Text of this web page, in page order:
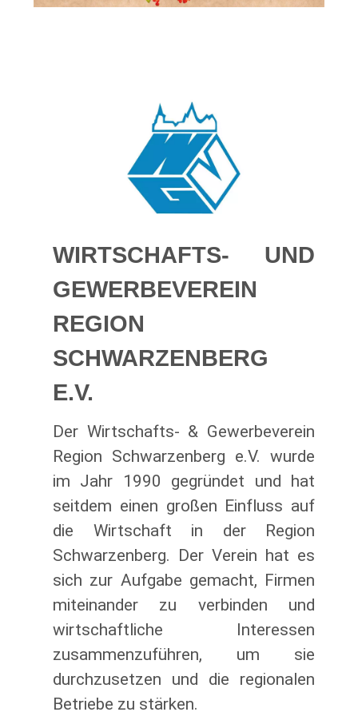
WIRTSCHAFTS- UND
GEWERBEVEREIN
REGION
SCHWARZENBERG
E.V.
Der Wirtschafts- & Gewerbeverein
Region Schwarzenberg e.V. wurde
im Jahr 1990 gegründet und hat
seitdem einen großen Einfluss auf
die Wirtschaft in der Region
Schwarzenberg. Der Verein hat es
sich zur Aufgabe gemacht, Firmen
miteinander zu verbinden und
wirtschaftliche Interessen
zusammenzuführen, um sie
durchzusetzen und die regionalen
Betriebe zu stärken.